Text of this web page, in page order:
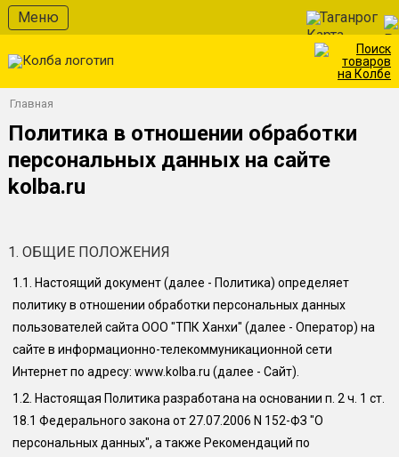
Меню Таганрог
Главная
Политика в отношении обработки
персональных данных на сайте
kolba.ru
1. ОБЩИЕ ПОЛОЖЕНИЯ
1.1.
Настоящий документ (далее - Политика) определяет
политику в отношении обработки персональных данных
пользователей сайта ООО "ТПК Ханхи" (далее - Оператор) на
сайте в информационно-телекоммуникационной сети
Интернет по адресу: www. kolba.ru (далее - Сайт).
1.2. Настоящая Политика разработана на основании п. 2 ч. 1 ст.
18.1 Федерального закона от 27.07.2006 N 152-ФЗ "О
персональных данных", а также Рекомендаций по